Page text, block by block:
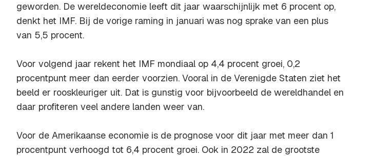
geworden. De wereldeconomie leeft dit jaar waarschijnlijk met 6 procent op,
denkt het IMF. Bij de vorige raming in januari was nog sprake van een plus
van 5,5 procent.
Voor volgend jaar rekent het IMF mondiaal op 4,4 procent groei, 0,2
procentpunt meer dan eerder voorzien. Vooral in de Verenigde Staten ziet het
beeld er rooskleuriger uit. Dat is gunstig voor bijvoorbeeld de wereldhandel en
daar profiteren veel andere landen weer van.
Voor de Amerikaanse economie is de prognose voor dit jaar met meer dan 1
procentpunt verhoogd tot 6,4 procent groei. Ook in 2022 zal de grootste